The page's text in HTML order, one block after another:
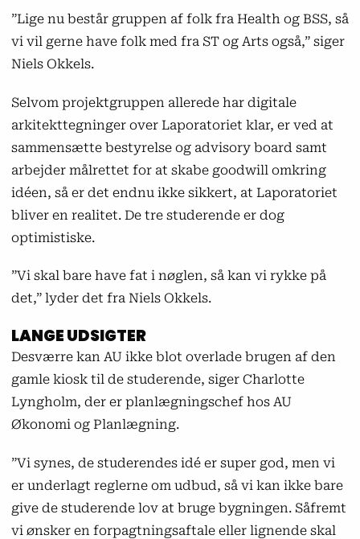
”Lige nu består gruppen af folk fra Health og BSS, så
vi vil gerne have folk med fra ST og Arts også,” siger
Niels Okkels.
Selvom projektgruppen allerede har digitale
arkitekttegninger over Laporatoriet klar, er ved at
sammensætte bestyrelse og advisory board samt
arbejder målrettet for at skabe goodwill omkring
idéen, så er det endnu ikke sikkert, at Laporatoriet
bliver en realitet. De tre studerende er dog
optimistiske.
”Vi skal bare have fat i nøglen, så kan vi rykke på
det,” lyder det fra Niels Okkels.
LANGE UDSIGTER
Desværre kan AU ikke blot overlade brugen af den
gamle kiosk til de studerende, siger Charlotte
Lyngholm, der er planlægningschef hos AU
Økonomi og Planlægning.
”Vi synes, de studerendes idé er super god, men vi
er underlagt reglerne om udbud, så vi kan ikke bare
give de studerende lov at bruge bygningen. Såfremt
vi ønsker en forpagtningsaftale eller lignende skal